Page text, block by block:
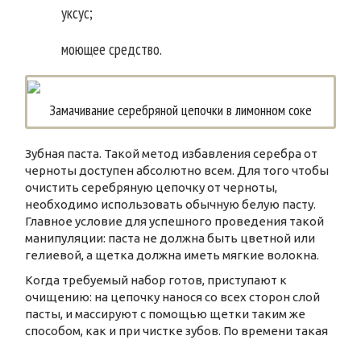
уксус;
моющее средство.
Замачивание серебряной цепочки в лимонном соке
Зубная паста. Такой метод избавления серебра от
черноты доступен абсолютно всем. Для того чтобы
очистить серебряную цепочку от черноты,
необходимо использовать обычную белую пасту.
Главное условие для успешного проведения такой
манипуляции: паста не должна быть цветной или
гелиевой, а щетка должна иметь мягкие волокна.
Когда требуемый набор готов, приступают к
очищению: на цепочку нанося со всех сторон слой
пасты, и массируют с помощью щетки таким же
способом, как и при чистке зубов. По времени такая